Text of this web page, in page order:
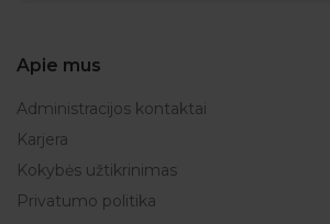
Apie mus
Administracijos kontaktai
Karjera
Kokybės užtikrinimas
Privatumo politika